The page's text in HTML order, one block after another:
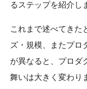
るステップを紹介し
これまで述べてきた
ズ・規模、またプロ
が異なると、プロダ
舞いは大きく変わり